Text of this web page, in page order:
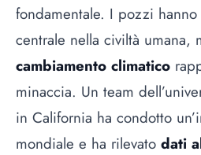
fondamentale. I pozzi
centrale nella civiltà umana,
cambiamento climatico
minaccia. Un team
in California ha condotto
mondiale e ha rilevato dati